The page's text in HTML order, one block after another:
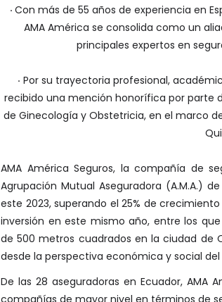
· Con más de 55 años de experiencia en
AMA América se consolida como un
principales expertos en
· Por su trayectoria profesional,
recibido una mención honorífica por parte
de Ginecología y Obstetricia, en el marco
AMA América Seguros, la compañía de
Agrupación Mutual Aseguradora (A.M.A.)
este 2023, superando el 25% de
inversión en este mismo año, entre los
de 500 metros cuadrados en la ciudad de
desde la perspectiva económica y social del
De las 28 aseguradoras en Ecuador, AMA